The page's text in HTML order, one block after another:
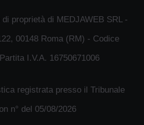
proprietà di MEDJAWEB SRL -
00148 Roma (RM) - Codice
I.V.A. 16750671006
registrata presso il Tribunale
n° del 05/08/2026